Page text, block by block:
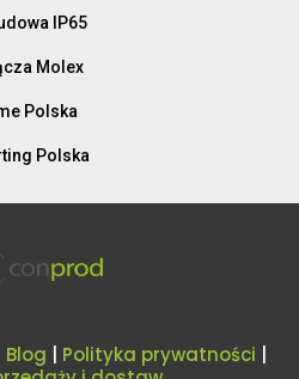
IP65
Molex
Polska
Polska
Blog Polityka prywatności